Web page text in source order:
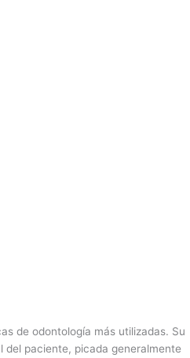
de odontología más utilizadas. Su
del paciente, picada generalmente